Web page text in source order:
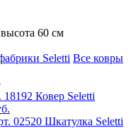
60 см
Seletti Все ковры
Ковер Seletti
Шкатулка Seletti